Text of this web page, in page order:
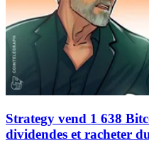
Strategy vend 1 638
dividendes et racheter